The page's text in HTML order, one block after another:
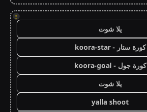
!
يلا شوت
كورة ستار - koora-star
كورة جول - koora-goal
يلا شوت
yalla shoot